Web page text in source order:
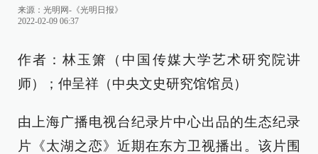
来源： 光明网-《光明日报》
2022-02-09 06:37
作者：林玉箫（中国传媒大学艺术研究院讲
师）；仲呈祥（中央文史研究馆馆员）
由上海广播电视台纪录片中心出品的生态纪录
片《太湖之恋》近期在东方卫视播出。该片围